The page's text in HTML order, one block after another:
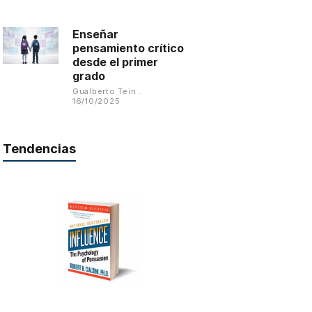
Enseñar
pensamiento crítico
desde el primer
grado
Gualberto Tein
16/10/2025
Tendencias